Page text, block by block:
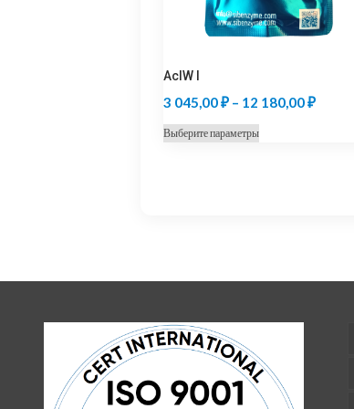
AclW I
3 045,00₽ – 12 180,00₽
Выберите параметрыЭтот
выбрать
странице